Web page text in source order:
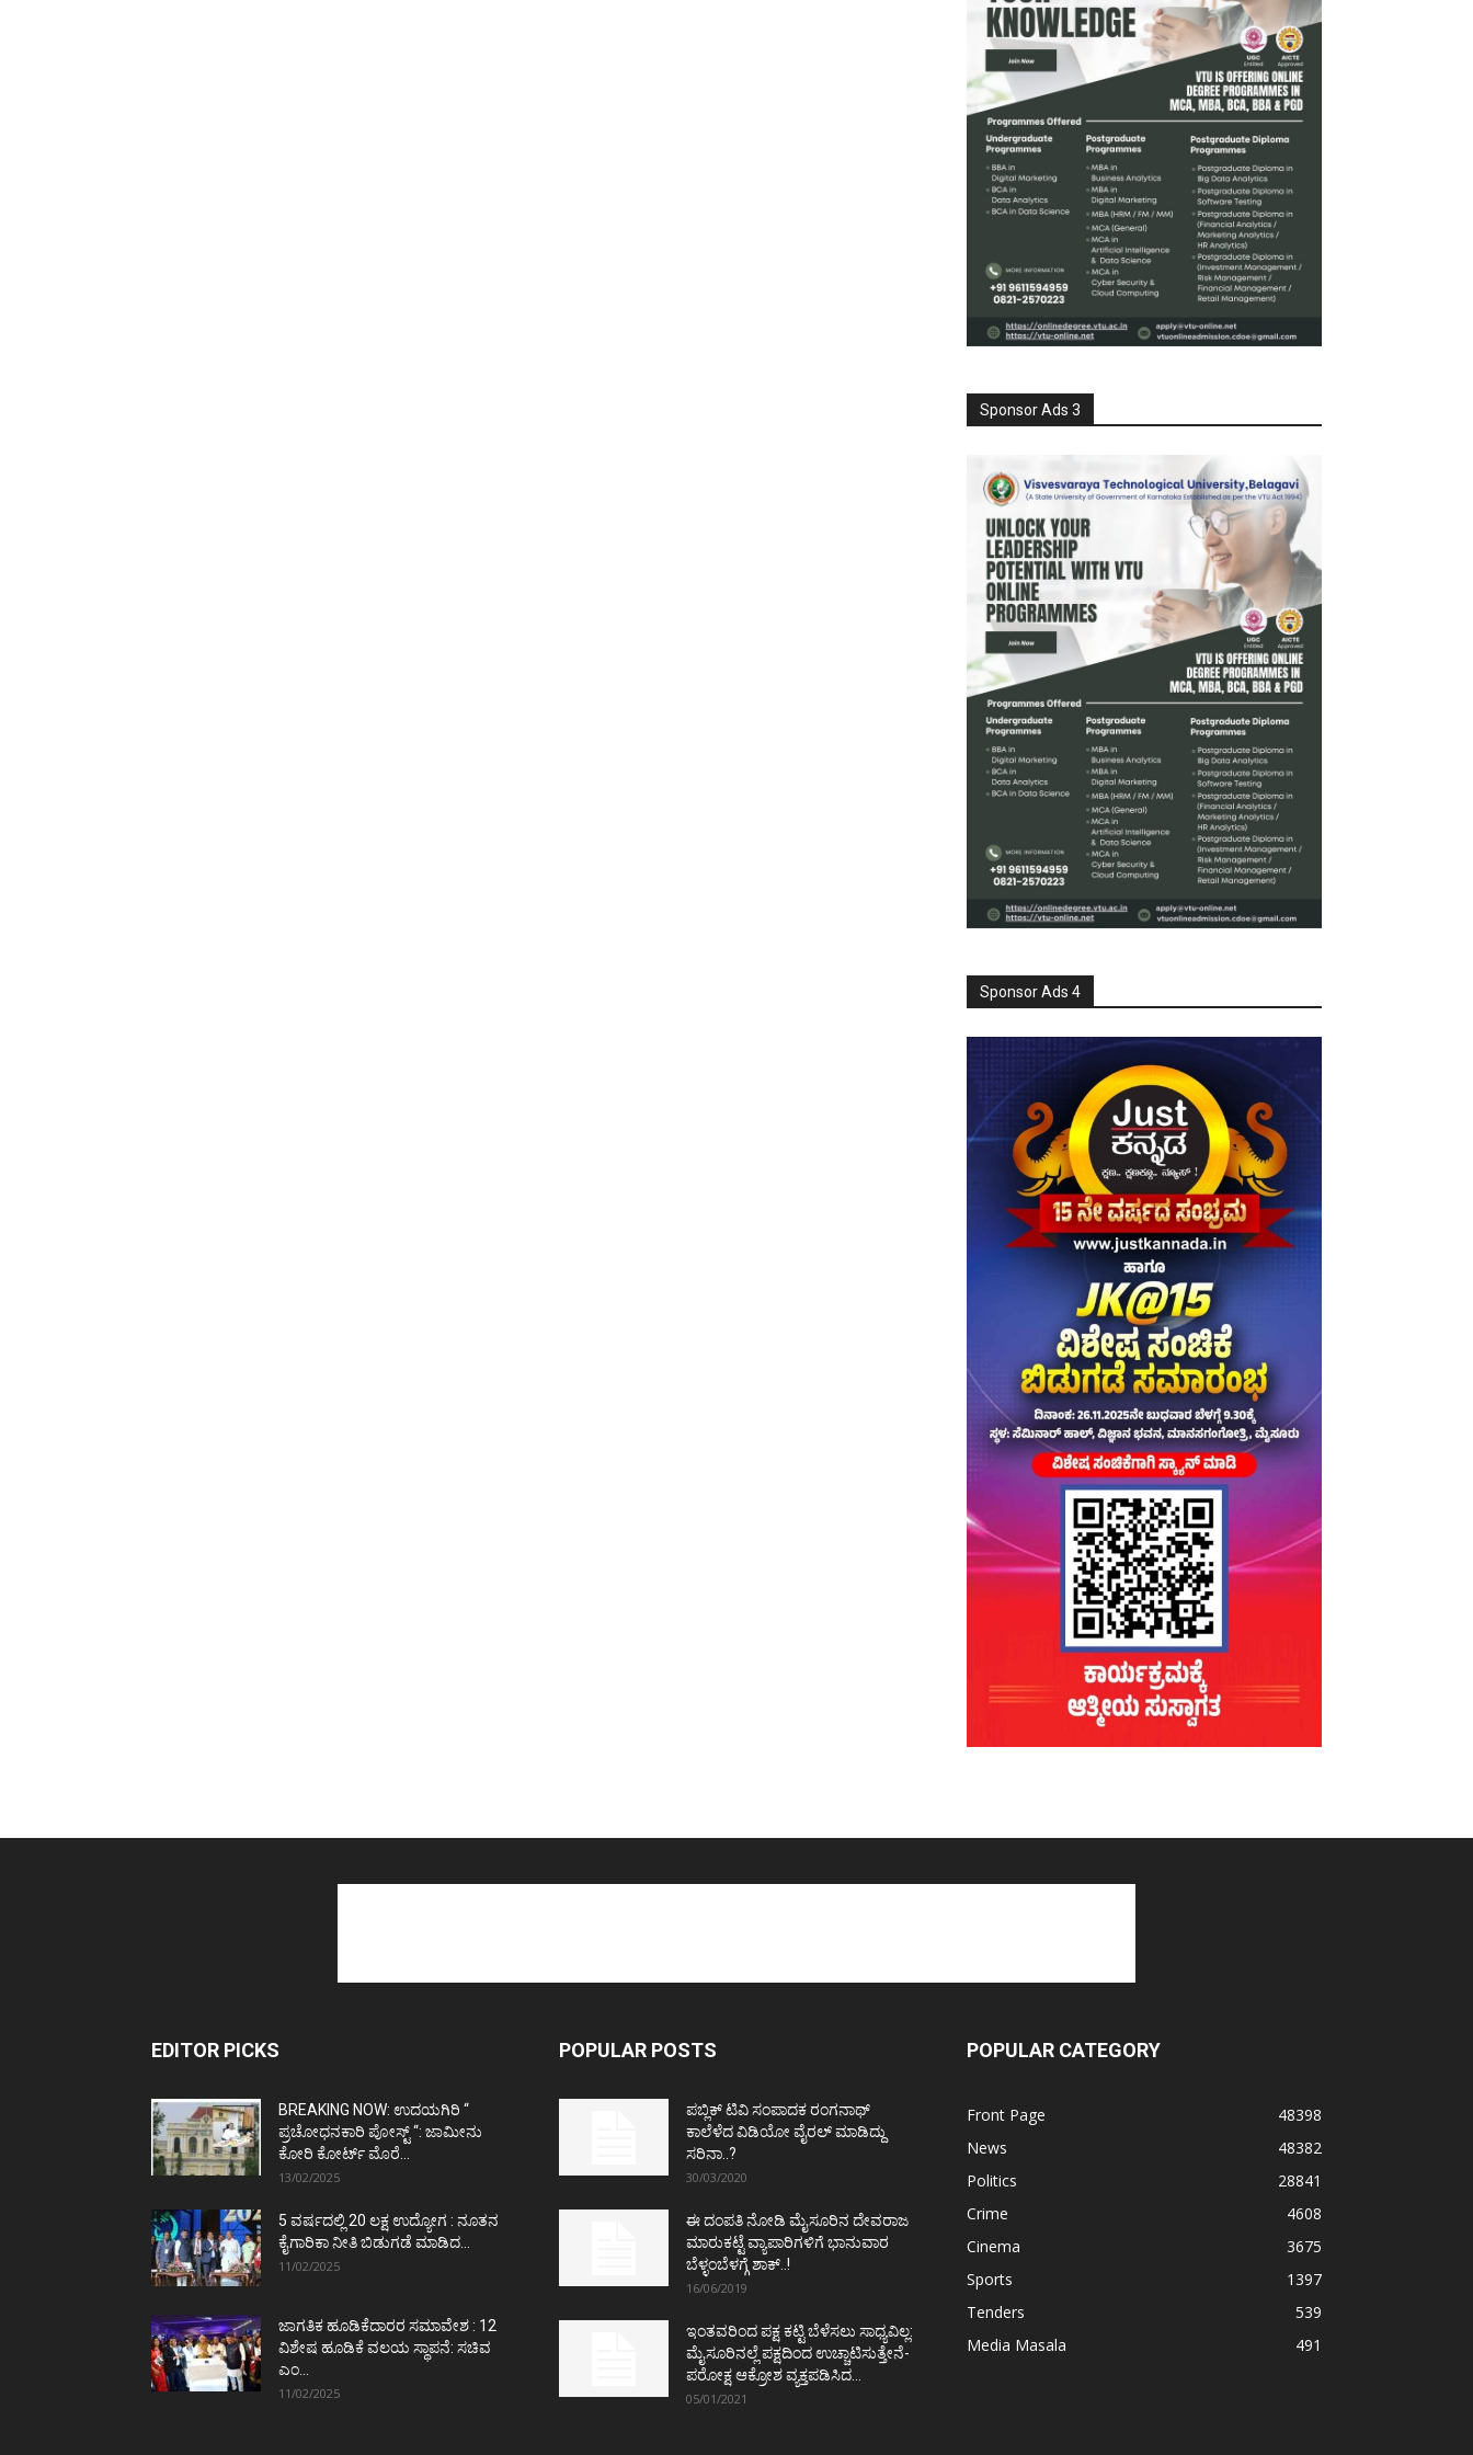
Sponsor Ads 3
Sponsor Ads 4
EDITOR PICKS
BREAKING NOW: ಉದಯಗಿರಿ “
ಪ್ರಚೋಧನಕಾರಿ ಪೋಸ್ಟ್‌ “: ಜಾಮೀನು
ಕೋರಿ ಕೋರ್ಟ್‌ ಮೊರೆ...
13/02/2025
5 ವರ್ಷದಲ್ಲಿ 20 ಲಕ್ಷ ಉದ್ಯೋಗ : ನೂತನ
ಕೈಗಾರಿಕಾ ನೀತಿ ಬಿಡುಗಡೆ ಮಾಡಿದ...
11/02/2025
ಜಾಗತಿಕ ಹೂಡಿಕೆದಾರರ ಸಮಾವೇಶ : 12
ವಿಶೇಷ ಹೂಡಿಕೆ ವಲಯ ಸ್ಥಾಪನೆ: ಸಚಿವ
ಎಂ...
11/02/2025
POPULAR POSTS
ಪಬ್ಲಿಕ್ ಟಿವಿ ಸಂಪಾದಕ ರಂಗನಾಥ್
ಕಾಲೆಳೆದ ವಿಡಿಯೋ ವೈರಲ್ ಮಾಡಿದ್ದು
ಸರಿನಾ..?
30/03/2020
ಈ ದಂಪತಿ ನೋಡಿ ಮೈಸೂರಿನ ದೇವರಾಜ
ಮಾರುಕಟ್ಟೆ ವ್ಯಾಪಾರಿಗಳಿಗೆ ಭಾನುವಾರ
ಬೆಳ್ಳಂಬೆಳಗ್ಗೆ ಶಾಕ್..!
16/06/2019
ಇಂತವರಿಂದ ಪಕ್ಷ ಕಟ್ಟಿ ಬೆಳೆಸಲು ಸಾಧ್ಯವಿಲ್ಲ:
ಮೈಸೂರಿನಲ್ಲೆ ಪಕ್ಷದಿಂದ ಉಚ್ಚಾಟಿಸುತ್ತೇನೆ-
ಪರೋಕ್ಷ ಆಕ್ರೋಶ ವ್ಯಕ್ತಪಡಿಸಿದ...
05/01/2021
POPULAR CATEGORY
Front Page
48398
News
48382
Politics
28841
Crime
4608
Cinema
3675
Sports
1397
Tenders
539
Media Masala
491